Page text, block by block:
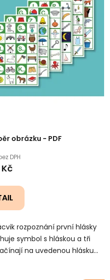
obrázku - PDF
DPH
Kč
rozpoznání první hlásky
symbol s hláskou a tři
na uvedenou hlásku...